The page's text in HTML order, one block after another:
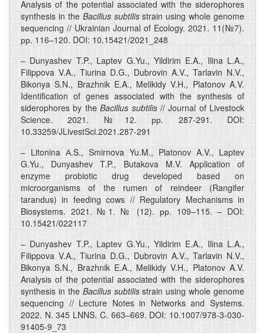
Analysis of the potential associated with the siderophores
synthesis in the Bacillus subtilisstrain using whole genome
sequencing // Ukrainian Journal of Ecology. 2021. 11(№7).
рр. 116–120. DOI: 10.15421/2021_248
– Dunyashev T.P., Laptev G.Yu., Yildirim E.A., Ilina L.A.,
Filippova V.A., Tiurina D.G., Dubrovin A.V., Tarlavin N.V.,
Bikonya S.N., Brazhnik E.A., Melikidy V.H., Platonov A.V.
Identification of genes associated with the synthesis of
siderophores by theBacillus subtilis// Journal of Livestock
Science. 2021. №12. рр. 287-291. DOI:
10.33259/JLivestSci.2021.287-291
– Litonina А.S., Smirnova Yu.M., Platonov A.V., Laptev
G.Yu., Dunyashev T.P., Butakova M.V. Application of
enzyme probiotic drug developed based on
microorganisms of the rumen of reindeer (Rangifer
tarandus) in feeding cows // Regulatory Mechanisms in
Biosystems. 2021. №1. № (12). рр. 109–115. – DOI:
10.15421/022117
– Dunyashev T.P., Laptev G.Yu., Yildirim E.A., Ilina L.A.,
Filippova V.A., Tiurina D.G., Dubrovin A.V., Tarlavin N.V.,
Bikonya S.N., Brazhnik E.A., Melikidy V.H., Platonov A.V.
Analysis of the potential associated with the siderophores
synthesis in the Bacillus subtilisstrain using whole genome
sequencing // Lecture Notes in Networks and Systems.
2022. N. 345 LNNS. C. 663–669. DOI: 10.1007/978-3-030-
91405-9_73